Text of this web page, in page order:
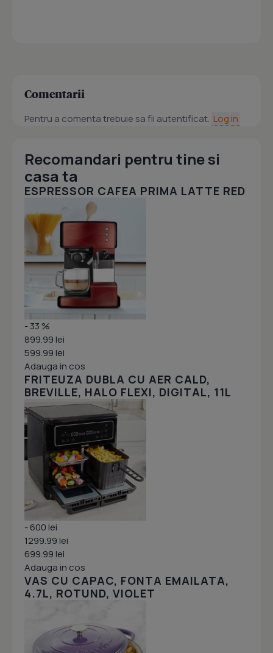
Comentarii
Pentru a comenta trebuie sa fii autentificat. Log in
Recomandari pentru tine si
casa ta
ESPRESSOR CAFEA PRIMA LATTE RED
- 33 %
899.99 lei
599.99 lei
Adauga in cos
FRITEUZA DUBLA CU AER CALD,
BREVILLE, HALO FLEXI, DIGITAL, 11L
- 600 lei
1299.99 lei
699.99 lei
Adauga in cos
VAS CU CAPAC, FONTA EMAILATA,
4.7L, ROTUND, VIOLET